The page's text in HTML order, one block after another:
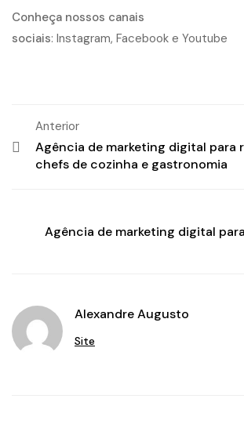
Conheça nossos canais
sociais: Instagram, Facebook e Youtube
Anterior
Agência de marketing digital para
chefs de cozinha e gastronomia
Agência de marketing digital
Alexandre Augusto
Site